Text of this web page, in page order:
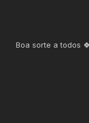
Boa sorte a todos 🍀